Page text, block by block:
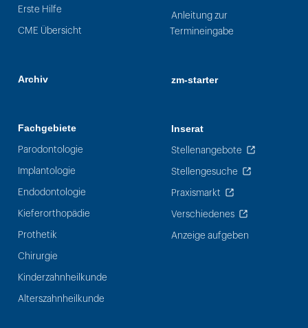
Erste Hilfe
CME Übersicht
Archiv
Fachgebiete
Parodontologie
Implantologie
Endodontologie
Kieferorthopädie
Prothetik
Chirurgie
Kinderzahnheilkunde
Alterszahnheilkunde
Anleitung zur
Termineingabe
zm-starter
Inserat
Stellenangebote
Stellengesuche
Praxismarkt
Verschiedenes
Anzeige aufgeben